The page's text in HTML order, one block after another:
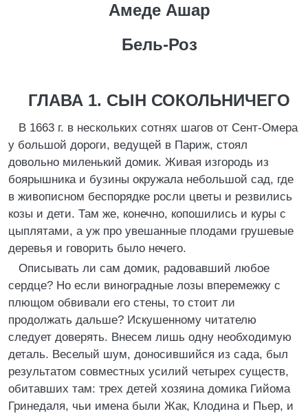
Амеде Ашар
Бель-Роз
ГЛАВА 1. СЫН СОКОЛЬНИЧЕГО
В 1663 г. в нескольких сотнях шагов от Сент-Омера
у большой дороги, ведущей в Париж, стоял
довольно миленький домик. Живая изгородь из
боярышника и бузины окружала небольшой сад, где
в живописном беспорядке росли цветы и резвились
козы и дети. Там же, конечно, копошились и куры с
цыплятами, а уж про увешанные плодами грушевые
деревья и говорить было нечего.
Описывать ли сам домик, радовавший любое
сердце? Но если виноградные лозы вперемежку с
плющом обвивали его стены, то стоит ли
продолжать дальше? Искушенному читателю
следует доверять. Внесем лишь одну необходимую
деталь. Веселый шум, доносившийся из сада, был
результатом совместных усилий четырех существ,
обитавших там: трех детей хозяина домика Гийома
Гринедаля, чьи имена были Жак, Клодина и Пьер, и